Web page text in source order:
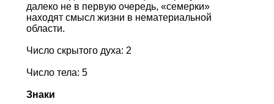
далеко не в первую очередь, «семерки»
находят смысл жизни в нематериальной
области.
Число скрытого духа: 2
Число тела: 5
Знаки